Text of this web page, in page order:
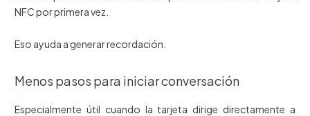
NFC por primera vez.
Eso ayuda a generar recordación.
Menos pasos para iniciar conversación
Especialmente útil cuando la tarjeta dirige directamente a